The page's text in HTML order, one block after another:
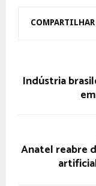
COMPARTILHAR
Indústria
Anatel reabre